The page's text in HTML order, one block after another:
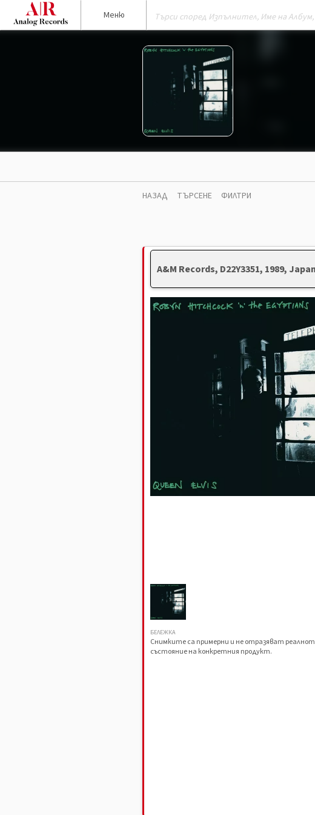
Меню
НАЗАД ТЪРСЕНЕ ФИЛТРИ
A&M Records, D22Y3351, 1989,
БЕЛЕЖКА
Снимките са примерни и не отразяват
състояние на конкретния продукт.